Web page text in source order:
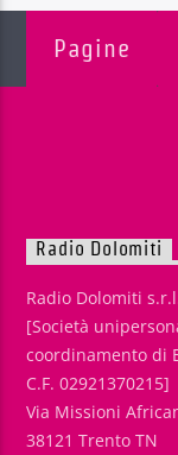
Pagine
Radio Dolomiti
Radio Dolomiti
[Società
coordinamento di
C.F. 02921370215]
Via Missioni
38121 Trento TN